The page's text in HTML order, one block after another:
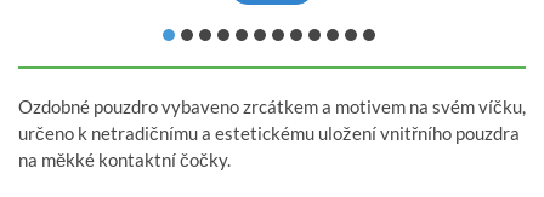
Ozdobné pouzdro vybaveno zrcátkem a motivem na svém víčku,
určeno k netradičnímu a estetickému uložení vnitřního pouzdra
na měkké kontaktní čočky.